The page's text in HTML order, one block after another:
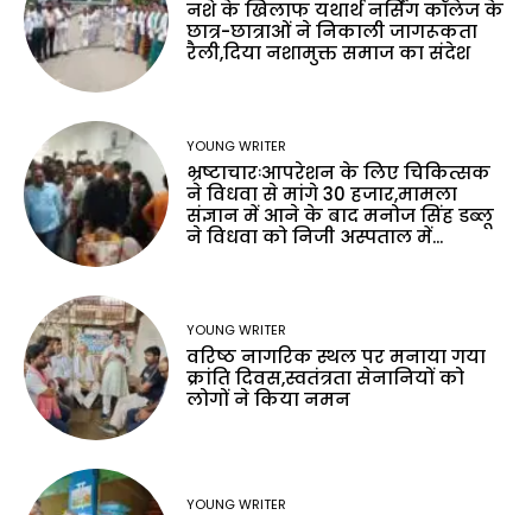
नशे के खिलाफ यथार्थ नर्सिंग कॉलेज के
छात्र-छात्राओं ने निकाली जागरूकता
रैली,दिया नशामुक्त समाज का संदेश
YOUNG WRITER
भ्रष्टाचारःआपरेशन के लिए चिकित्सक
ने विधवा से मांगे 30 हजार,मामला
संज्ञान में आने के बाद मनोज सिंह डब्लू
ने विधवा को निजी अस्पताल में...
YOUNG WRITER
वरिष्ठ नागरिक स्थल पर मनाया गया
क्रांति दिवस,स्वतंत्रता सेनानियों को
लोगों ने किया नमन
YOUNG WRITER